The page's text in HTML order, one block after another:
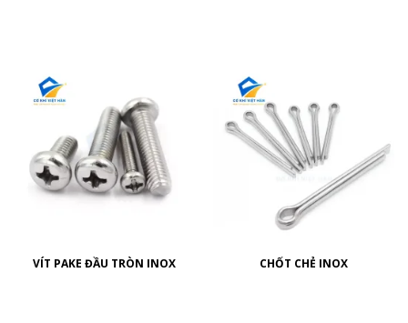
VÍT PAKE ĐẦU TRÒN INOX CHỐT CHẺ INOX